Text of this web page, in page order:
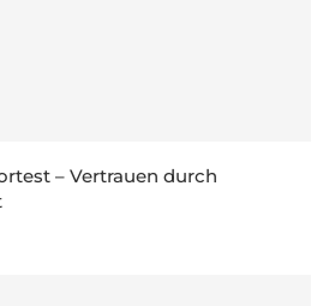
– Vertrauen durch